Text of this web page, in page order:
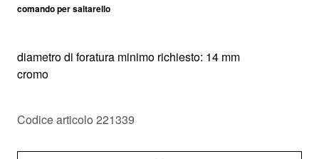
comando per saltarello
diametro di foratura minimo richiesto: 14 mm
cromo
Codice articolo 221339